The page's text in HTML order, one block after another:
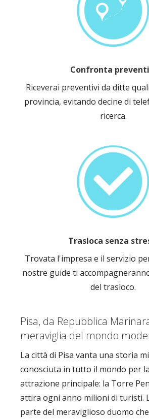
Confronta
Riceverai preventivi da ditte
provincia, evitando decine di
ricerca.
Trasloca senza
Trovata l'impresa e il servizio
nostre guide ti
del trasloco.
Pisa, da Repubblica
meraviglia del mondo
La città di Pisa vanta una storia
conosciuta in tutto il mondo per
attrazione principale: la Torre
attira ogni anno milioni di turisti.
parte del meraviglioso duomo